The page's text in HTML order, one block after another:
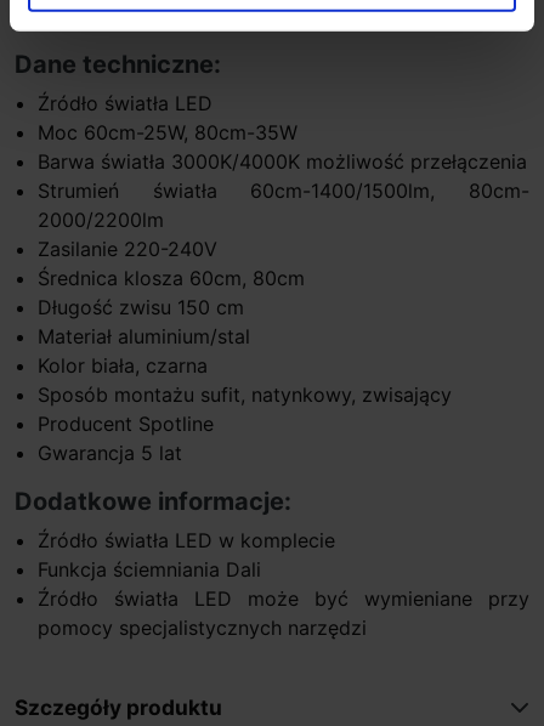
nowoczesnym pomieszczeniu.
Dane techniczne:
Źródło światła LED
Moc 60cm-25W, 80cm-35W
Barwa światła 3000K/4000K możliwość przełączenia
Strumień światła 60cm-1400/1500lm, 80cm-
2000/2200lm
Zasilanie 220-240V
Średnica klosza 60cm, 80cm
Długość zwisu 150 cm
Materiał aluminium/stal
Kolor biała, czarna
Sposób montażu sufit, natynkowy, zwisający
Producent Spotline
Gwarancja 5 lat
Dodatkowe informacje:
Źródło światła LED w komplecie
Funkcja ściemniania Dali
Źródło światła LED może być wymieniane przy
pomocy specjalistycznych narzędzi
Szczegóły produktu